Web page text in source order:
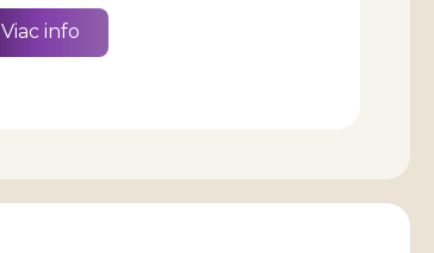
Viac info